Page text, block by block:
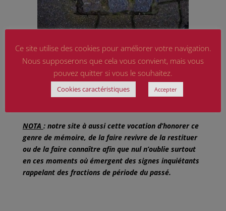
d’une plaque de laiton à la mémoire du déporté) au
n°1 du Bd Châteaubriand, lieu de naissance du petit
David et un site internet dédié à ce travail mémoriel.
Merci à tous.
NOTA : notre site à aussi cette vocation d’honorer ce
genre de mémoire, de la faire revivre de la restituer
ou de la faire connaître afin que nul n’oublie surtout
en ces moments où émergent des signes inquiétants
rappelant des fractions de période du passé.
Ce site utilise des cookies pour améliorer votre navigation.
Nous supposerons que cela vous convient, mais vous
pouvez quitter si vous le souhaitez.
Cookies caractéristiques Accepter